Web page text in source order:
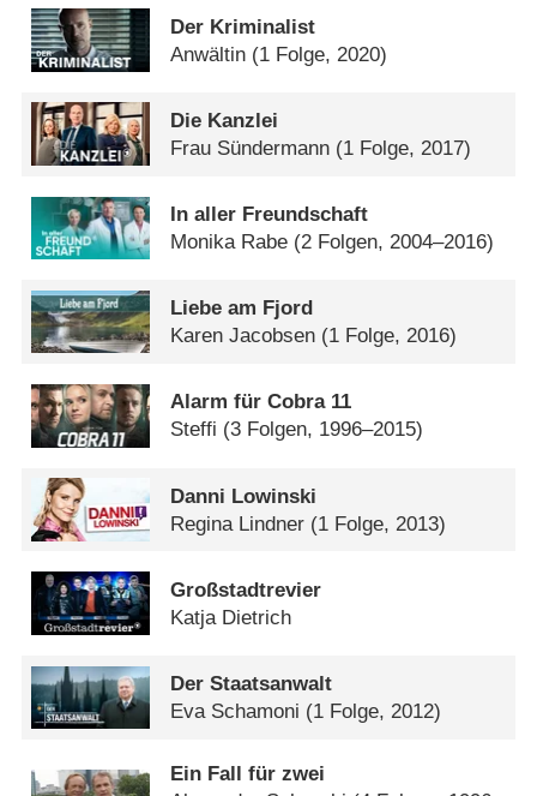
Der Kriminalist
Anwältin (1 Folge, 2020)
Die Kanzlei
Frau Sündermann (1 Folge, 2017)
In aller Freundschaft
Monika Rabe (2 Folgen, 2004–2016)
Liebe am Fjord
Karen Jacobsen (1 Folge, 2016)
Alarm für Cobra 11
Steffi (3 Folgen, 1996–2015)
Danni Lowinski
Regina Lindner (1 Folge, 2013)
Großstadtrevier
Katja Dietrich
Der Staatsanwalt
Eva Schamoni (1 Folge, 2012)
Ein Fall für zwei